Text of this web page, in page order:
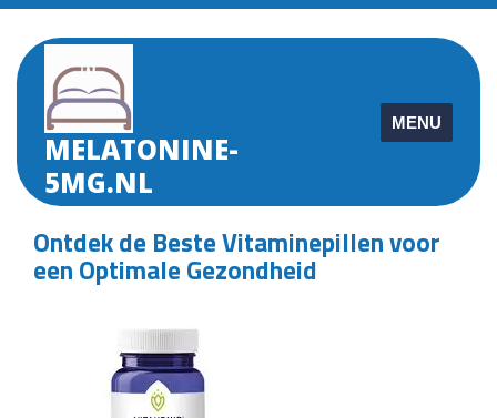
Skip
content
MELATONINE-
5MG.NL
MENU
Ontdek de Beste Vitaminepillen voor
een Optimale Gezondheid